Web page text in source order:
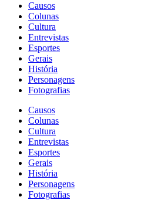
Causos
Colunas
Cultura
Entrevistas
Esportes
Gerais
História
Personagens
Fotografias
Causos
Colunas
Cultura
Entrevistas
Esportes
Gerais
História
Personagens
Fotografias